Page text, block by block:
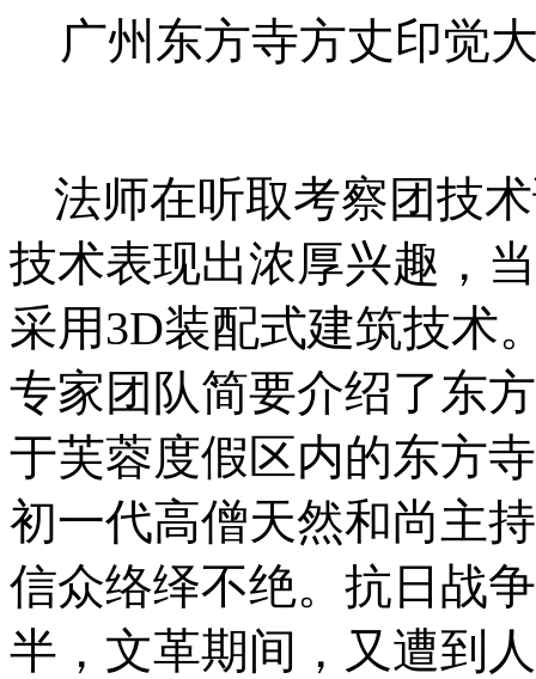
广州东方寺方丈印觉
法师在听取考察团技
技术表现出浓厚兴趣，
采用 3D装配式建筑技术
专家团队简要介绍了东
于芙蓉度假区内的东方
初一代高僧天然和尚主
信众络绎不绝。抗日战
半，文革期间，又遭到